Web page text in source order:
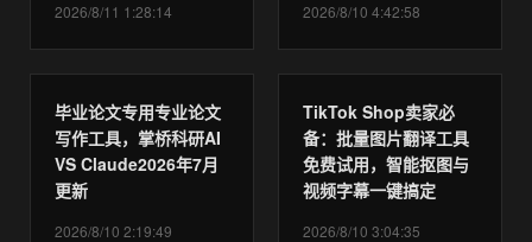
2026/8/11 1:28:14 2026/8/10 4:42:58
毕业论文专用专业论文
写作工具，掌桥科研AI
VS Claude2026年7月
更新
2026/8/10 2:19:49
TikTok Shop卖家必
备：批量图片翻译工具
免费试用，智能抠图与
视频字幕一键搞定
2026/8/10 3:04:35